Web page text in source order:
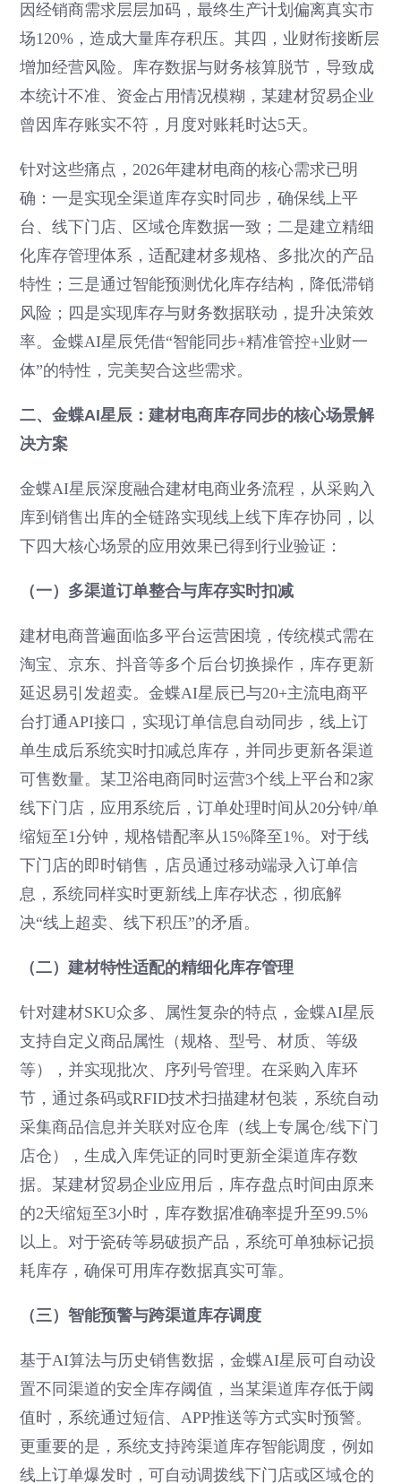
因经销商需求层层加码，最终生产计划偏离真实市
场120%，造成大量库存积压。其四，业财衔接断层
增加经营风险。库存数据与财务核算脱节，导致成
本统计不准、资金占用情况模糊，某建材贸易企业
曾因库存账实不符，月度对账耗时达5天。
针对这些痛点，2026年建材电商的核心需求已明
确：一是实现全渠道库存实时同步，确保线上平
台、线下门店、区域仓库数据一致；二是建立精细
化库存管理体系，适配建材多规格、多批次的产品
特性；三是通过智能预测优化库存结构，降低滞销
风险；四是实现库存与财务数据联动，提升决策效
率。金蝶AI星辰凭借“智能同步+精准管控+业财一
体”的特性，完美契合这些需求。
二、金蝶AI星辰：建材电商库存同步的核心场景解
决方案
金蝶AI星辰深度融合建材电商业务流程，从采购入
库到销售出库的全链路实现线上线下库存协同，以
下四大核心场景的应用效果已得到行业验证：
（一）多渠道订单整合与库存实时扣减
建材电商普遍面临多平台运营困境，传统模式需在
淘宝、京东、抖音等多个后台切换操作，库存更新
延迟易引发超卖。金蝶AI星辰已与20+主流电商平
台打通API接口，实现订单信息自动同步，线上订
单生成后系统实时扣减总库存，并同步更新各渠道
可售数量。某卫浴电商同时运营3个线上平台和2家
线下门店，应用系统后，订单处理时间从20分钟/单
缩短至1分钟，规格错配率从15%降至1%。对于线
下门店的即时销售，店员通过移动端录入订单信
息，系统同样实时更新线上库存状态，彻底解
决“线上超卖、线下积压”的矛盾。
（二）建材特性适配的精细化库存管理
针对建材SKU众多、属性复杂的特点，金蝶AI星辰
支持自定义商品属性（规格、型号、材质、等级
等），并实现批次、序列号管理。在采购入库环
节，通过条码或RFID技术扫描建材包装，系统自动
采集商品信息并关联对应仓库（线上专属仓/线下门
店仓），生成入库凭证的同时更新全渠道库存数
据。某建材贸易企业应用后，库存盘点时间由原来
的2天缩短至3小时，库存数据准确率提升至99.5%
以上。对于瓷砖等易破损产品，系统可单独标记损
耗库存，确保可用库存数据真实可靠。
（三）智能预警与跨渠道库存调度
基于AI算法与历史销售数据，金蝶AI星辰可自动设
置不同渠道的安全库存阈值，当某渠道库存低于阈
值时，系统通过短信、APP推送等方式实时预警。
更重要的是，系统支持跨渠道库存智能调度，例如
线上订单爆发时，可自动调拨线下门店或区域仓的